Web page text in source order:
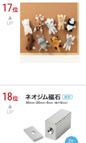
17位
UP
18位
UP